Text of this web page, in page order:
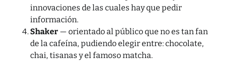
innovaciones de las cuales hay que pedir
información.
Shaker — orientado al público que no es tan fan
de la cafeína, pudiendo elegir entre: chocolate,
chai, tisanas y el famoso matcha.